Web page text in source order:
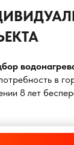
в
8 лет